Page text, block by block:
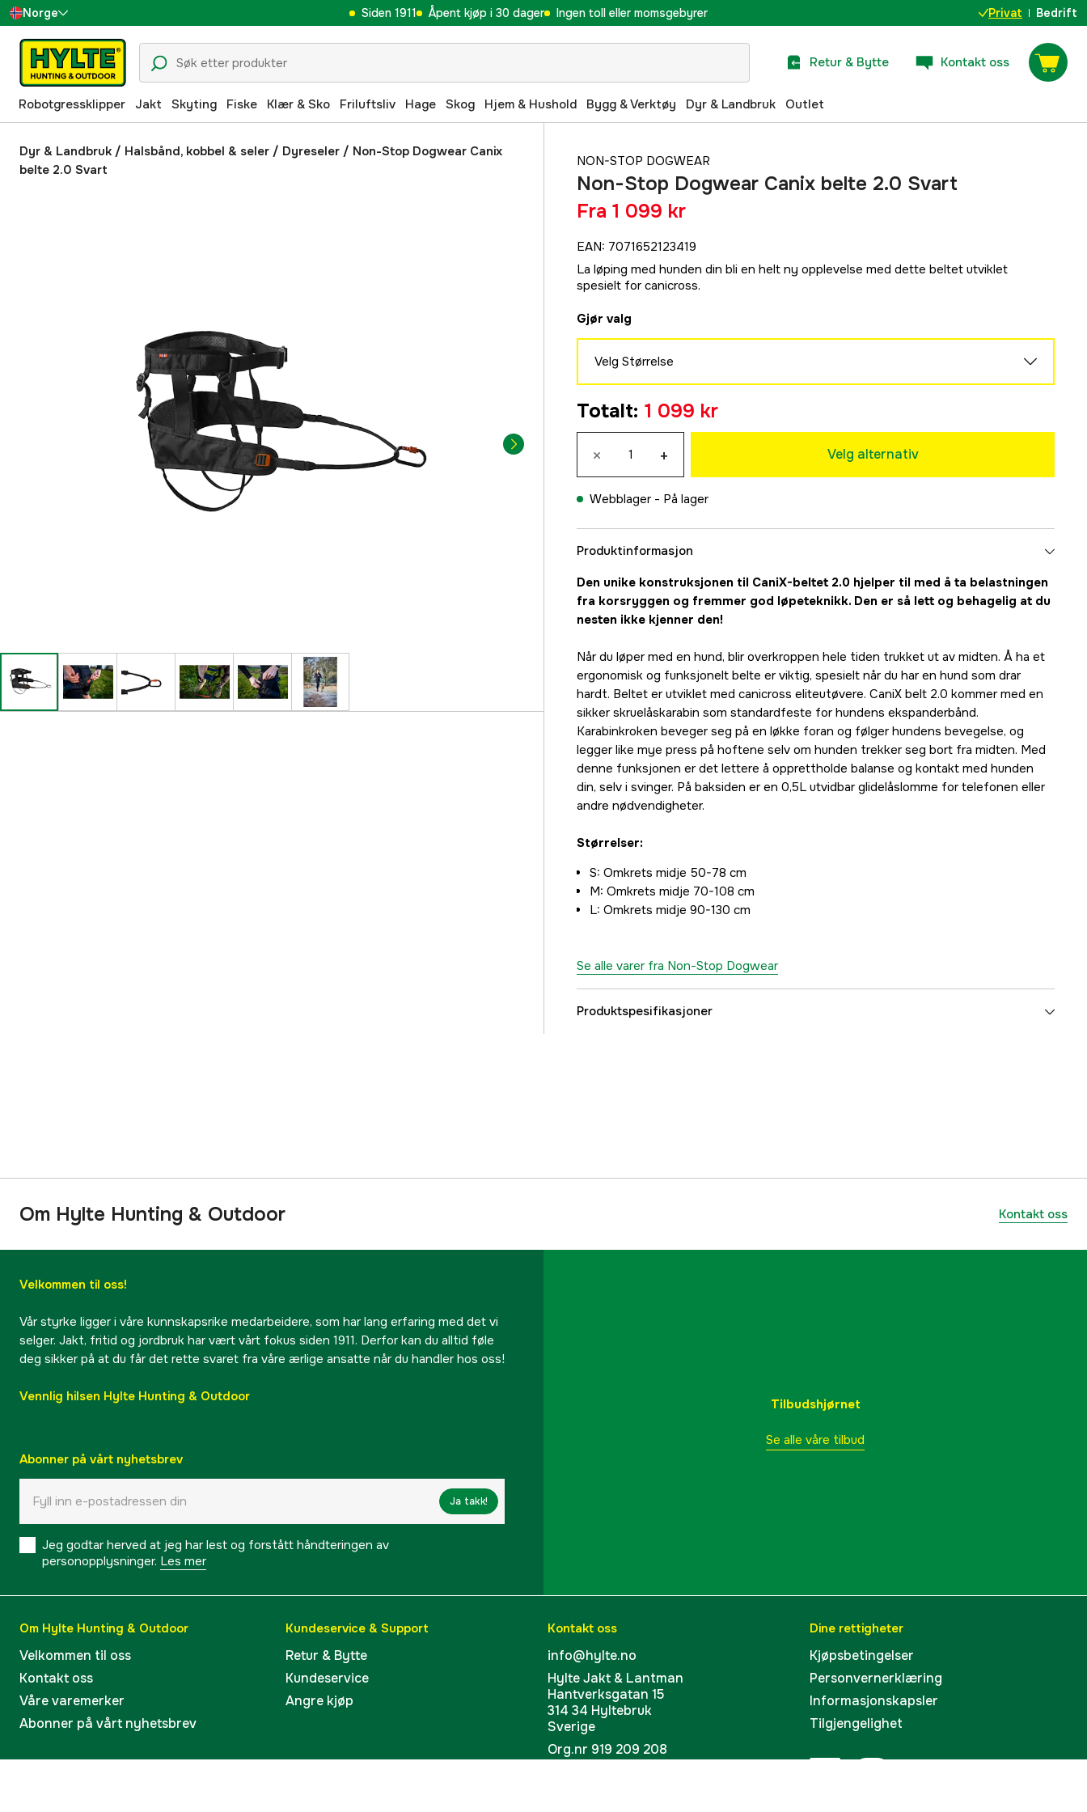
Norge
Sverige
Danmark
Suomi
Deutschland
Siden 1911 Åpent kjøp i 30 dager Ingen toll eller momsgebyrer Privat Bedrift
Retur & Bytte Kontakt oss
Robotgressklipper Jakt Skyting Fiske Klær & Sko Friluftsliv Hage Skog Hjem & Hushold Bygg & Verktøy Dyr & Landbruk Outlet
Dyr & Landbruk / Halsbånd, kobbel & seler / Dyreseler / Non-Stop Dogwear Canix
belte 2.0 Svart
NON-STOP DOGWEAR
Non-Stop Dogwear Canix belte 2.0 Svart
Fra 1 099 kr
EAN: 7071652123419
La løping med hunden din bli en helt ny opplevelse med dette beltet utviklet
spesielt for canicross.
Gjør valg
Velg Størrelse
1 099 kr
1 099 kr
1 099 kr
Totalt: 1 099 kr
× + Velg alternativ
Webblager - På lager
Produktinformasjon
Den unike konstruksjonen til CaniX-beltet 2.0 hjelper til med å ta belastningen
fra korsryggen og fremmer god løpeteknikk. Den er så lett og behagelig at du
nesten ikke kjenner den!
Når du løper med en hund, blir overkroppen hele tiden trukket ut av midten. Å ha et
ergonomisk og funksjonelt belte er viktig, spesielt når du har en hund som drar
hardt. Beltet er utviklet med canicross eliteutøvere. CaniX belt 2.0 kommer med en
sikker skruelåskarabin som standardfeste for hundens ekspanderbånd.
Karabinkroken beveger seg på en løkke foran og følger hundens bevegelse, og
legger like mye press på hoftene selv om hunden trekker seg bort fra midten. Med
denne funksjonen er det lettere å opprettholde balanse og kontakt med hunden
din, selv i svinger. På baksiden er en 0,5L utvidbar glidelåslomme for telefonen eller
andre nødvendigheter.
Størrelser:
S: Omkrets midje 50-78 cm
M: Omkrets midje 70-108 cm
L: Omkrets midje 90-130 cm
Se alle varer fra Non-Stop Dogwear
Produktspesifikasjoner
EAN 7071652123419
Om Hylte Hunting & Outdoor Kontakt oss
Velkommen til oss!
Vår styrke ligger i våre kunnskapsrike medarbeidere, som har lang erfaring med det vi
selger. Jakt, fritid og jordbruk har vært vårt fokus siden 1911. Derfor kan du alltid føle
deg sikker på at du får det rette svaret fra våre ærlige ansatte når du handler hos oss!
Vennlig hilsen Hylte Hunting & Outdoor
Abonner på vårt nyhetsbrev
Ja takk!
Jeg godtar herved at jeg har lest og forstått håndteringen av
personopplysninger. Les mer
Tilbudshjørnet
Se alle våre tilbud
Om Hylte Hunting & Outdoor
Velkommen til oss
Kontakt oss
Våre varemerker
Abonner på vårt nyhetsbrev
Kundeservice & Support
Retur & Bytte
Kundeservice
Angre kjøp
Kontakt oss
info@hylte.no
Hylte Jakt & Lantman
Hantverksgatan 15
314 34 Hyltebruk
Sverige
Org.nr 919 209 208
Dine rettigheter
Kjøpsbetingelser
Personvernerklæring
Informasjonskapsler
Tilgjengelighet